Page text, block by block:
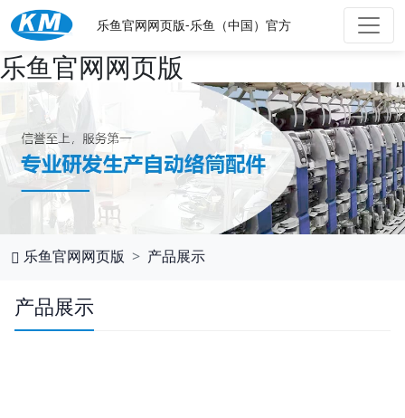
乐鱼官网网页版
乐鱼官网网页版-乐鱼（中国）官方
乐鱼官网网页版 产品展示
产品展示